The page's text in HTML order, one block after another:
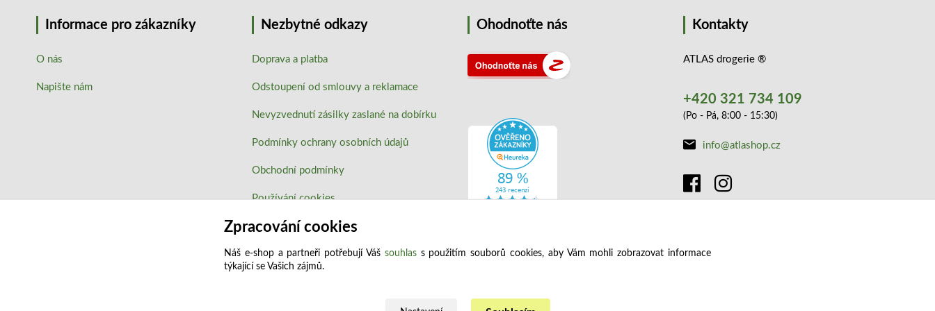
Informace pro zákazníky
O nás
Napište nám
Nezbytné odkazy
Doprava a platba
Odstoupení od smlouvy a reklamace
Nevyzvednutí zásilky zaslané na dobírku
Podmínky ochrany osobních údajů
Obchodní podmínky
Používání cookies
Ohodnoťte nás Kontakty
ATLAS drogerie ®
+420 321 734 109
(Po - Pá, 8:00 - 15:30)
info@atlashop.cz
Zpracování cookies
Náš e-shop a partneři potřebují Váš souhlass použitím souborů cookies, aby Vám mohli zobrazovat informace
týkající se Vašich zájmů.